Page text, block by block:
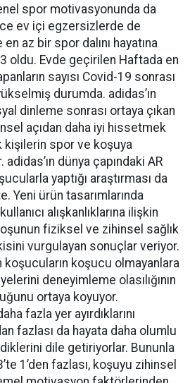
spor motivasyonunda da
ev içi egzersizlerde de
az bir spor dalını hayatına
oldu. Evde geçirilen Haftada en
sayısı Covid-19 sonrası
durumda. adidas’ın
dinleme sonrası ortaya çıkan
açıdan daha iyi hissetmek
kişilerin spor ve koşuya
dünya çapındaki AR
yaptığı araştırması da
Yeni ürün tasarımlarında
alışkanlıklarına ilişkin
fiziksel ve zihinsel sağlık
vurgulayan sonuçlar veriyor.
koşucu olmayanlara
deneyimleme olasılığının
ortaya koyuyor.
fazla yer ayırdıklarını
fazlası da hayata daha olumlu
dile getiriyorlar. Bununla
1’den fazlası, koşuyu zihinsel